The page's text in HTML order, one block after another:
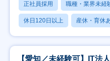
正社員採用 職種・業界未経
休日120日以上 産休・育休
【愛知／未経験可】IT法